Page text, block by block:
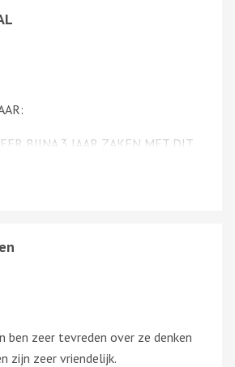
BIJNA 3 JAAR ZAKEN MET DIT
BLIJFT HOOG IN HET
HEEN VEEL DUURDER ).
EN KOMEN GRAAG BIJ DEZE
ben zeer tevreden over ze denken
zijn zeer vriendelijk.